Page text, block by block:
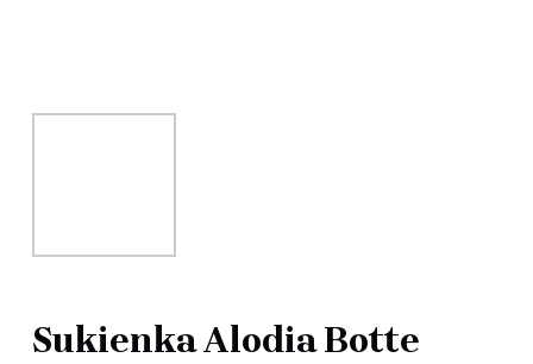
Sukienka Alodia Botte